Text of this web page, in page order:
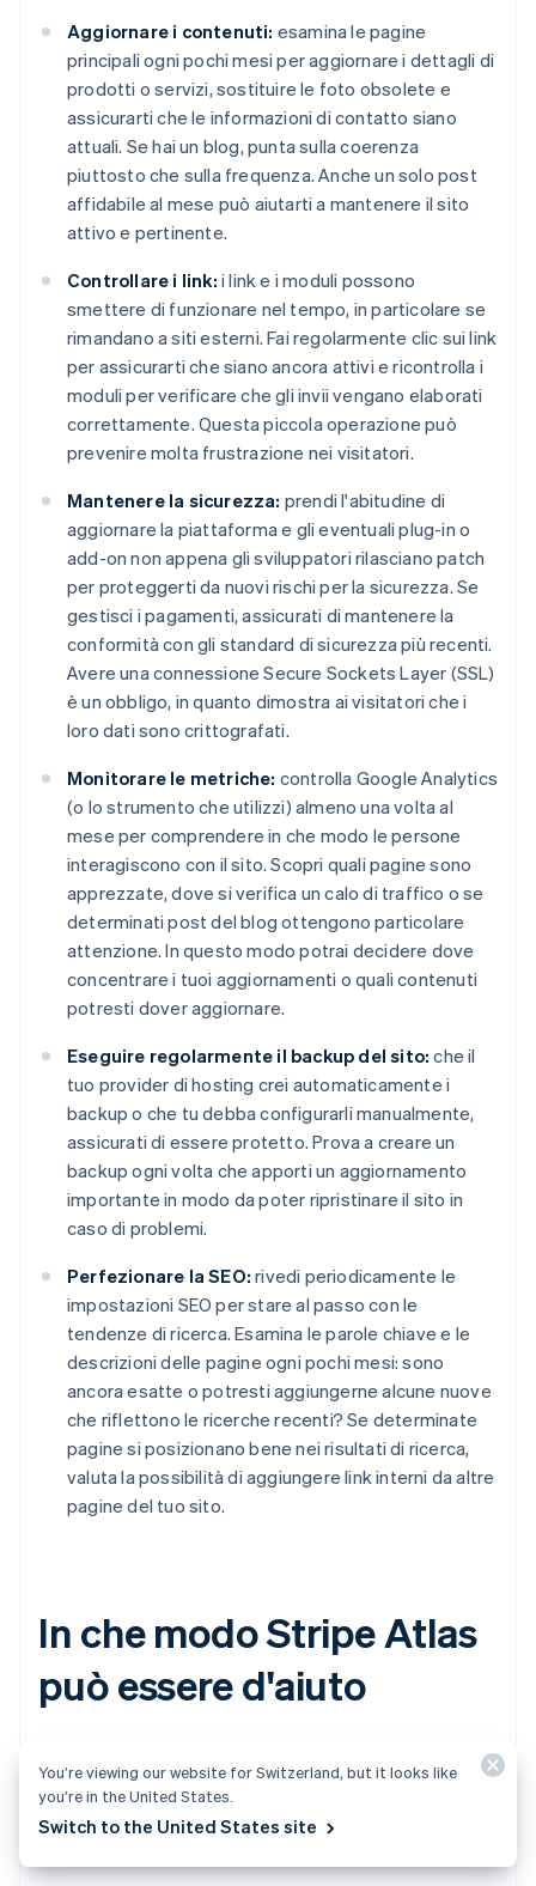
Aggiornare i contenuti: esamina le pagine
principali ogni pochi mesi per aggiornare i dettagli di
prodotti o servizi, sostituire le foto obsolete e
assicurarti che le informazioni di contatto siano
attuali. Se hai un blog, punta sulla coerenza
piuttosto che sulla frequenza. Anche un solo post
affidabile al mese può aiutarti a mantenere il sito
attivo e pertinente.
Controllare i link: i link e i moduli possono
smettere di funzionare nel tempo, in particolare se
rimandano a siti esterni. Fai regolarmente clic sui link
per assicurarti che siano ancora attivi e ricontrolla i
moduli per verificare che gli invii vengano elaborati
correttamente. Questa piccola operazione può
prevenire molta frustrazione nei visitatori.
Mantenere la sicurezza: prendi l'abitudine di
aggiornare la piattaforma e gli eventuali plug-in o
add-on non appena gli sviluppatori rilasciano patch
per proteggerti da nuovi rischi per la sicurezza. Se
gestisci i pagamenti, assicurati di mantenere la
conformità con gli standard di sicurezza più recenti.
Avere una connessione Secure Sockets Layer (SSL)
è un obbligo, in quanto dimostra ai visitatori che i
loro dati sono crittografati.
Monitorare le metriche: controlla Google Analytics
(o lo strumento che utilizzi) almeno una volta al
mese per comprendere in che modo le persone
interagiscono con il sito. Scopri quali pagine sono
apprezzate, dove si verifica un calo di traffico o se
determinati post del blog ottengono particolare
attenzione. In questo modo potrai decidere dove
concentrare i tuoi aggiornamenti o quali contenuti
potresti dover aggiornare.
Eseguire regolarmente il backup del sito: che il
tuo provider di hosting crei automaticamente i
backup o che tu debba configurarli manualmente,
assicurati di essere protetto. Prova a creare un
backup ogni volta che apporti un aggiornamento
importante in modo da poter ripristinare il sito in
caso di problemi.
Perfezionare la SEO: rivedi periodicamente le
impostazioni SEO per stare al passo con le
tendenze di ricerca. Esamina le parole chiave e le
descrizioni delle pagine ogni pochi mesi: sono
ancora esatte o potresti aggiungerne alcune nuove
che riflettono le ricerche recenti? Se determinate
pagine si posizionano bene nei risultati di ricerca,
valuta la possibilità di aggiungere link interni da altre
pagine del tuo sito.
In che modo Stripe Atlas
può essere d'aiuto
della tua azienda: potrai così raccogliere fondi, aprire un
conto bancario e accettare pagamenti entro due giorni
lavorativi da qualsiasi parte del mondo.
You’re viewing our website for Switzerland, but it looks like
you’re in the United States.
Switch to the United States site